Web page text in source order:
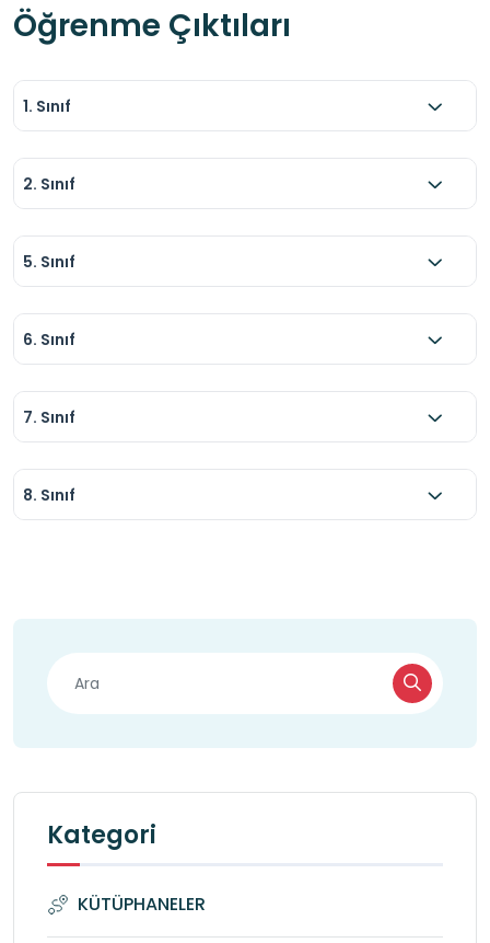
Öğrenme Çıktıları
1. Sınıf
2. Sınıf
5. Sınıf
6. Sınıf
7. Sınıf
8. Sınıf
Kategori
KÜTÜPHANELER